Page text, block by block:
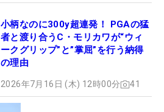
小柄なのに300y超連発！ PGAの猛
者と渡り合うC・モリカワが“ウィ
ークグリップ”と”掌屈”を行う納得
の理由
2026年7月16日 (木) 12時00分 41